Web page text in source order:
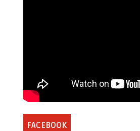
FACEBOOK